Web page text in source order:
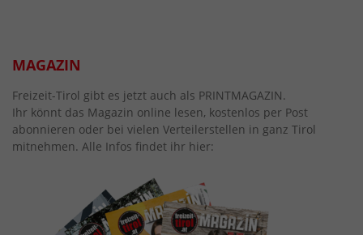
MAGAZIN
Freizeit-Tirol gibt es jetzt auch als PRINTMAGAZIN.
Ihr könnt das Magazin online lesen, kostenlos per Post
abonnieren oder bei vielen Verteilerstellen in ganz Tirol
mitnehmen. Alle Infos findet ihr hier: